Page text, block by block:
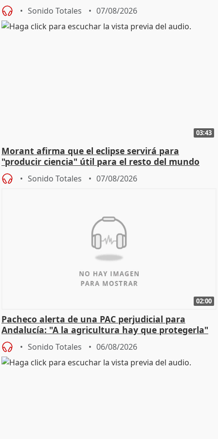
Sonido Totales 07/08/2026
03:43
Morant afirma que el eclipse servirá para
"producir ciencia" útil para el resto del mundo
Sonido Totales 07/08/2026
02:00
Pacheco alerta de una PAC perjudicial para
Andalucía: "A la agricultura hay que protegerla"
Sonido Totales 06/08/2026